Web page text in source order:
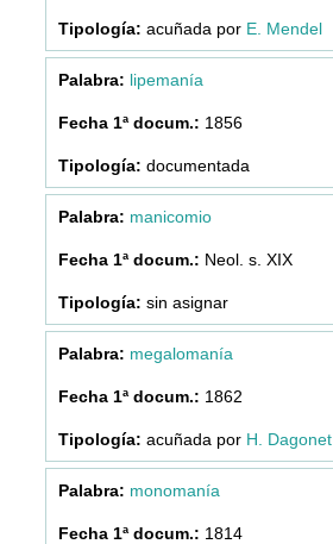
acuñada por E. Mendel
lipemanía
1856
documentada
manicomio
Neol. s. XIX
sin asignar
megalomanía
1862
acuñada por H. Dagonet
monomanía
1814